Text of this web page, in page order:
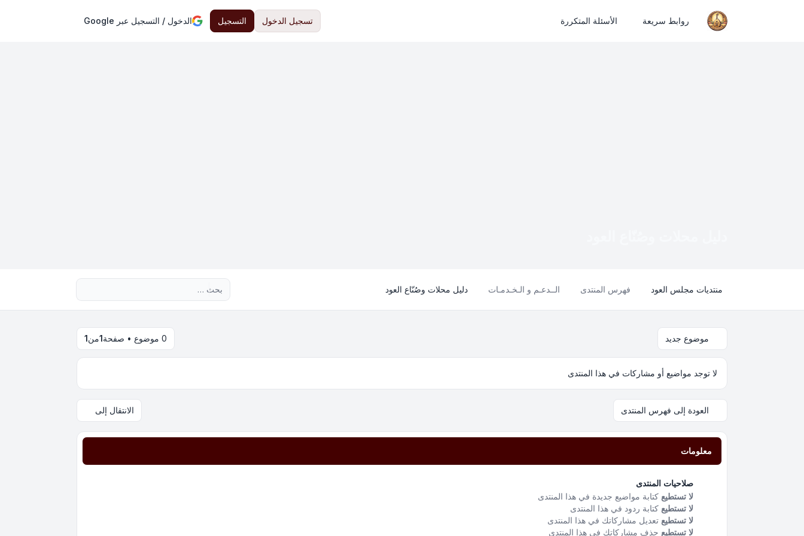
روابط سريعة الأسئلة المتكررة تسجيل الدخول التسجيل الدخول / التسجيل عبر Google
منتديات مجلس العود فهرس المنتدى الــدعـم و الـخـدمـات دليل محلات وصُنّاع العود
موضوع جديد 0 موضوع • صفحة 1من1
لا توجد مواضيع أو مشاركات في هذا المنتدى
العودة إلى فهرس المنتدى الانتقال إلى
معلومات
صلاحيات المنتدى
لا تستطيع كتابة مواضيع جديدة في هذا المنتدى
لا تستطيع كتابة ردود في هذا المنتدى
لا تستطيع تعديل مشاركاتك في هذا المنتدى
لا تستطيع حذف مشاركاتك في هذا المنتدى